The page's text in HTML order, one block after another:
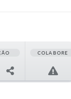
COLABORE